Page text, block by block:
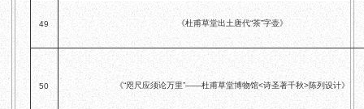
49 《杜甫草堂出土唐代“茶”字壶》
50 《“咫尺应须论万里”——杜甫草堂博物馆<诗圣著千秋>陈列设计》